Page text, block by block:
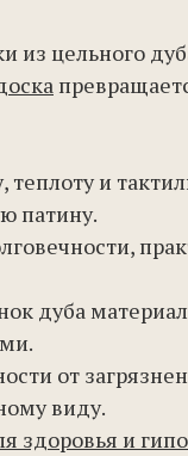
из цельного
и
патину.
дуба
от
виду.
здоровья и